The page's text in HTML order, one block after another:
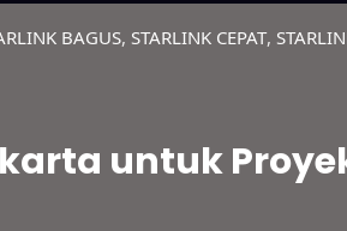
BAGUS, STARLINK CEPAT,
untuk